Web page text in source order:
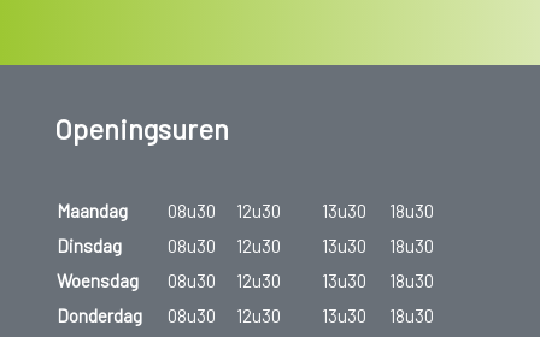
Openingsuren
Maandag 08u30 12u30 13u30
18u30
Dinsdag
08u30 12u30 13u30
18u30
Woensdag
08u30 12u30 13u30
18u30
Donderdag
08u30 12u30 13u30
18u30